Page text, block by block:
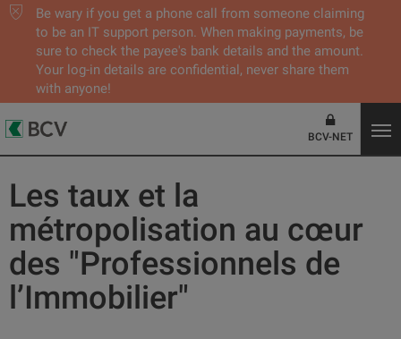
Be wary if you get a phone call from someone claiming
to be an IT support person. When making payments, be
sure to check the payee's bank details and the amount.
Your log-in details are confidential, never share them
with anyone!
BCV-NET
Les taux et la
métropolisation au cœur
des "Professionnels de
l’Immobilier"